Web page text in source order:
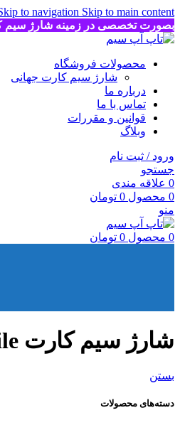
to navigation Skip to main content
بصورت تخصصی در زمینه شارژ سیم
محصولات فروشگاه
شارژ سیم کارت جهانی
درباره ما
تماس با ما
قوانین و مقررات
وبلاگ
ورود / ثبت نام
جستجو
0 علاقه مندی
0 محصول 0 تومان
منو
0 محصول 0 تومان
شارژ سیم کارت Lyca Mobile سوئیس
بستن
دسته‌های محصولات